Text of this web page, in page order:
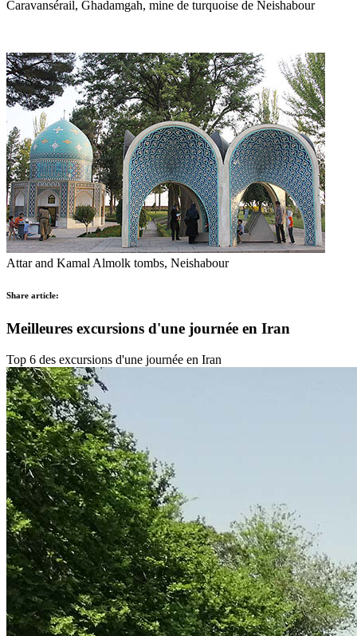
Caravansérail, Ghadamgah, mine de turquoise de Neishabour
Attar and Kamal Almolk tombs, Neishabour
Share article:
Meilleures excursions d'une journée en Iran
Top 6 des excursions d'une journée en Iran